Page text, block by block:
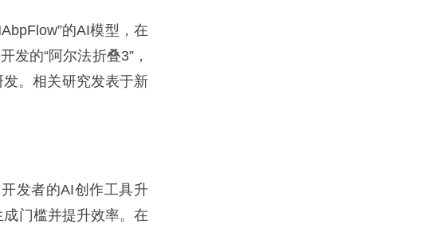
的AI模型，在
发的“阿尔法折叠3”，
发。相关研究发表于新
发者的AI创作工具升
门槛并提升效率。在